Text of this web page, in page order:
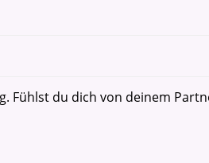
Fühlst du dich von deinem